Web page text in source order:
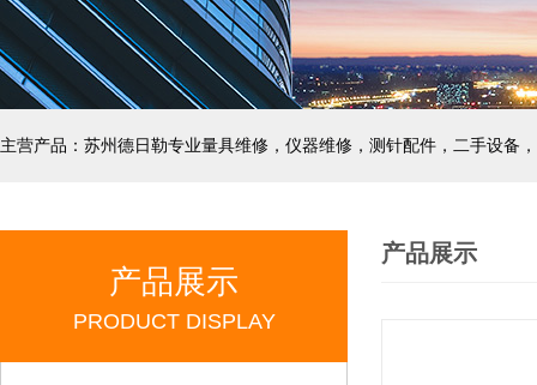
主营产品：苏州德日勒专业量具维修，仪器维修，测针配件，二手设备
产品展示
PRODUCT DISPLAY
产品展示